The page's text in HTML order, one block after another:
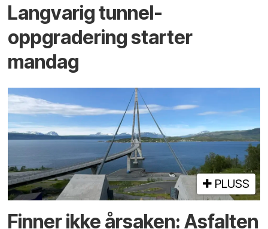
Langvarig tunnel­
oppgradering starter
mandag
PLUSS
Finner ikke årsaken: Asfalten